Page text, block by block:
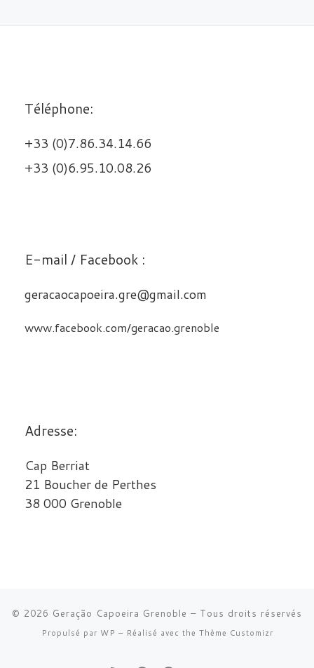
Téléphone:
+33 (0)7.86.34.14.66
+33 (0)6.95.10.08.26
E-mail / Facebook :
geracaocapoeira.gre@gmail.com
www.facebook.com/geracao.grenoble
Adresse:
Cap Berriat
21 Boucher de Perthes
38 000 Grenoble
© 2026 Geração Capoeira Grenoble – Tous droits réservés
Propulsé par WP – Réalisé avec the Thème Customizr